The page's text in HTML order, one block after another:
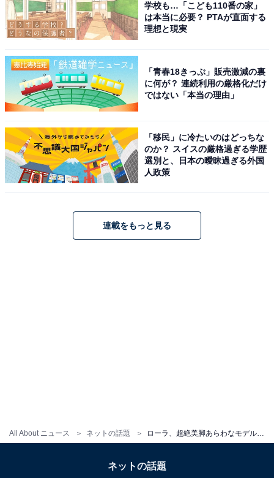
All About ニュース ネットの話題
学校も…「こども110番の家」
は本当に必要？ PTAが直面する
理想と現実
「青春18きっぷ」販売激減の裏
に何が？ 連続利用の厳格化だけ
ではない「本当の理由」
「移民」に冷たいのはどっちな
のか？ スイスの厳格過ぎる学歴
選別と、日本の曖昧過ぎる外国
人政策
連載をもっと見る
ネットの話題